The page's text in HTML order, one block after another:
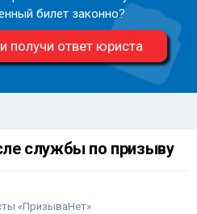
билет законно?
получи ответ юриста
службы по призыву
«ПризываНет»